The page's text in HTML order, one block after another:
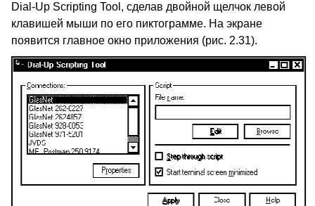
Dial-Up Scripting Tool , сделав двойной щелчок левой
клавишей мыши по его пиктограмме. На экране
появится главное окно приложения (рис. 2.31).